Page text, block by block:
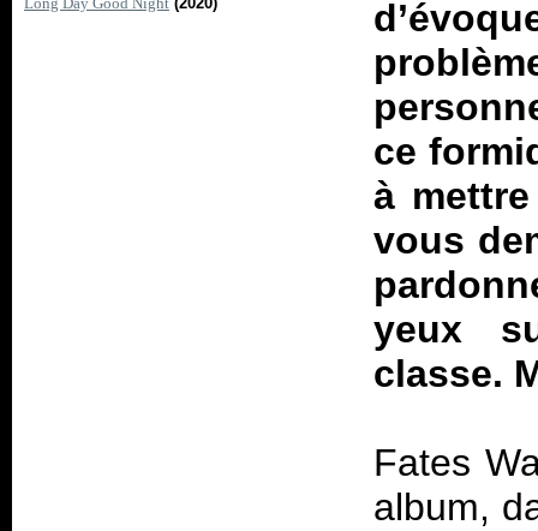
ce
à
vous
yeux
classe.
Fates
album,